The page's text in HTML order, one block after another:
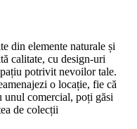
din elemente naturale și
calitate, cu design-uri
potrivit nevoilor tale.
o locație, fie că
unul comercial, poți găsi
de colecții